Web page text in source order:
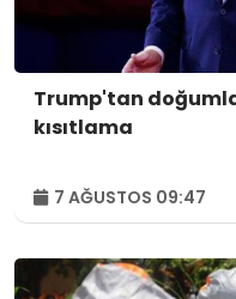
Trump'tan
kısıtlama
7 AĞUSTOS 09:47